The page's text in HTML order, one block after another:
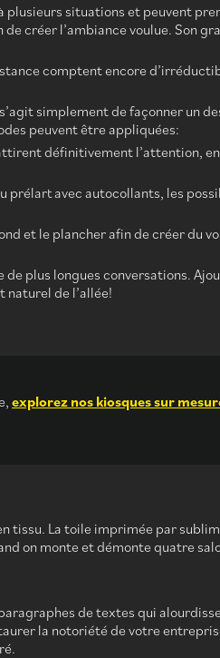
plusieurs situations et peuvent
créer l’ambiance voulue. Son
comptent encore
simplement de façonner un
peuvent être appliquées:
définitivement l’attention,
prélart avec autocollants, les
et le plancher afin de créer du
plus longues conversations.
de l’allée!
explorez nos kiosques sur
tissu. La toile imprimée par
on monte et démonte quatre
de textes qui
la notoriété de votre